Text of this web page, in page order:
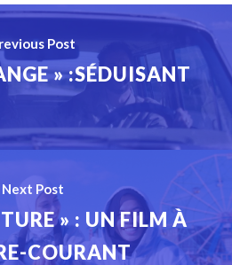
Post
» :SÉDUISANT
Next Post
» : UN FILM À
COURANT